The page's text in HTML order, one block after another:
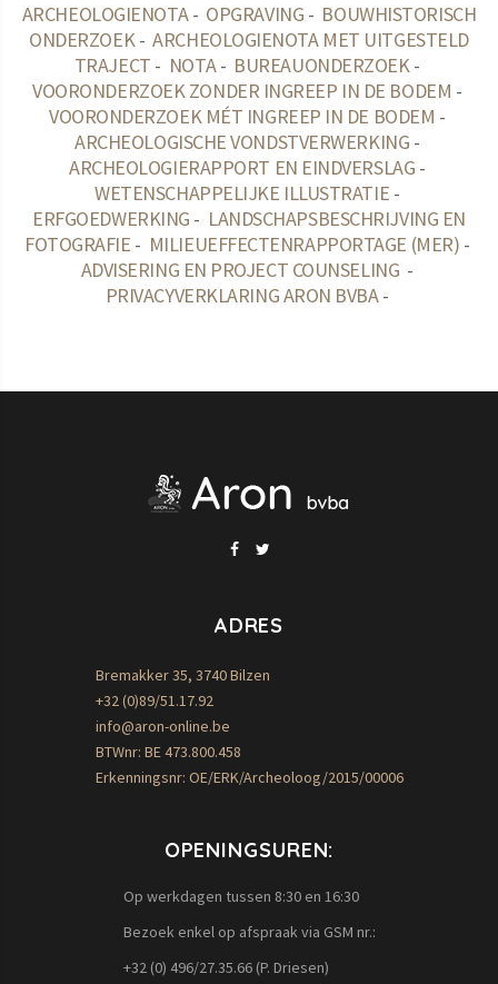
ARCHEOLOGIENOTA- OPGRAVING - BOUWHISTORISCH
ONDERZOEK-ARCHEOLOGIENOTA MET UITGESTELD
TRAJECT - NOTA- BUREAUONDERZOEK-
VOORONDERZOEK ZONDER INGREEP IN DE BODEM -
VOORONDERZOEK MÉT INGREEP IN DE BODEM -
ARCHEOLOGISCHE VONDSTVERWERKING -
ARCHEOLOGIERAPPORT EN EINDVERSLAG -
WETENSCHAPPELIJKE ILLUSTRATIE -
ERFGOEDWERKING - LANDSCHAPSBESCHRIJVING EN
FOTOGRAFIE - MILIEUEFFECTENRAPPORTAGE (MER) -
ADVISERING EN PROJECT COUNSELING -
PRIVACYVERKLARING ARON BVBA-
ADRES
Bremakker 35, 3740 Bilzen
+32 (0)89/51.17.92
info@aron-online.be
BTWnr: BE 473.800.458
Erkenningsnr: OE/ERK/Archeoloog/2015/00006
OPENINGSUREN:
Op werkdagen tussen 8:30 en 16:30
Bezoek enkel op afspraak via GSM nr.:
+32 (0) 496/27.35.66 (P. Driesen)